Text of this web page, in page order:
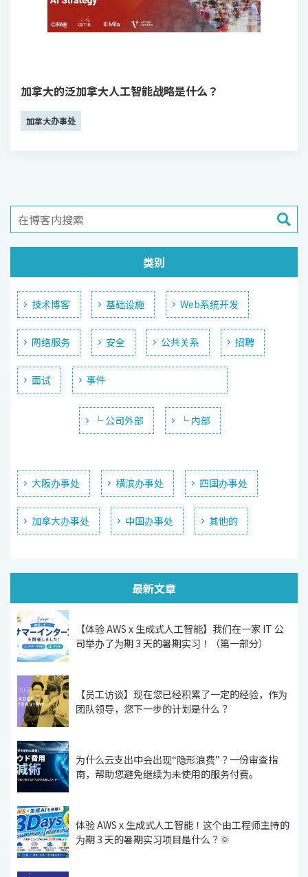
加拿大的泛加拿大人工智能战略是什么？
加拿大办事处
类别
技术博客 基础设施 Web系统开发
网络服务 安全 公共关系 招聘
面试 事件
└ 公司外部 └ 内部
大阪办事处 横滨办事处 四国办事处
加拿大办事处 中国办事处 其他的
最新文章
【体验 AWS x 生成式人工智能】我们在一家 IT 公
司举办了为期 3 天的暑期实习！（第一部分）
【员工访谈】现在您已经积累了一定的经验，作为
团队领导，您下一步的计划是什么？
为什么云支出中会出现“隐形浪费”？一份审查指
南，帮助您避免继续为未使用的服务付费。
体验 AWS x 生成式人工智能！这个由工程师主持的
为期 3 天的暑期实习项目是什么？🌞